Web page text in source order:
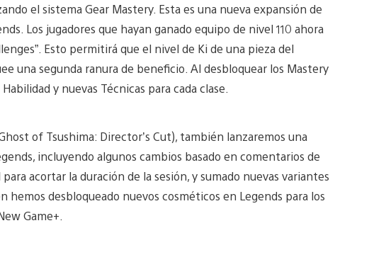
el sistema Gear Mastery. Esta es una nueva expansión de
Los jugadores que hayan ganado equipo de nivel 110 ahora
Esto permitirá que el nivel de Ki de una pieza del
una segunda ranura de beneficio. Al desbloquear los Mastery
y nuevas Técnicas para cada clase.
of Tsushima: Director’s Cut), también lanzaremos una
incluyendo algunos cambios basado en comentarios de
acortar la duración de la sesión, y sumado nuevas variantes
hemos desbloqueado nuevos cosméticos en Legends para los
Game+.